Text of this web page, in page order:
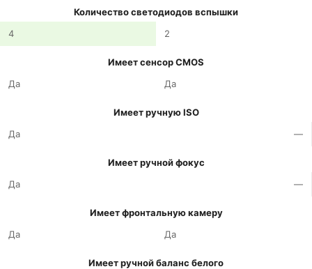
Количество светодиодов вспышки
4
2
Имеет сенсор CMOS
Да
Да
Имеет ручную ISO
Да
—
Имеет ручной фокус
Да
—
Имеет фронтальную камеру
Да
Да
Имеет ручной баланс белого